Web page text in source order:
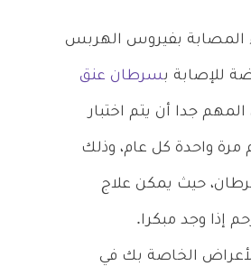
المصابة بفيروس الهربس
للإصابة بسرطان عنق
جدا أن يتم اختبار
واحدة كل عام، وذلك
حيث يمكن علاج
إذا وجد مبكرا.
الخاصة بك في